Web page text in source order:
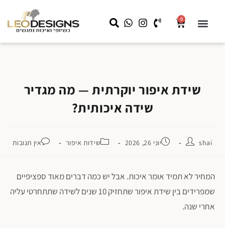
0
שידת איפור יוקרתית — מה מגדיר
שידה איכותית?
shai יוני 26, 2026 שידות איפור אין תגובות
המחיר לא תמיד אומר איכות. אבל יש כמה דברים מאוד ספציפיים
שמפרידים בין שידת איפור שתחזיק 10 שנים לשידה שתתחרטי עליה
אחרי שנה.